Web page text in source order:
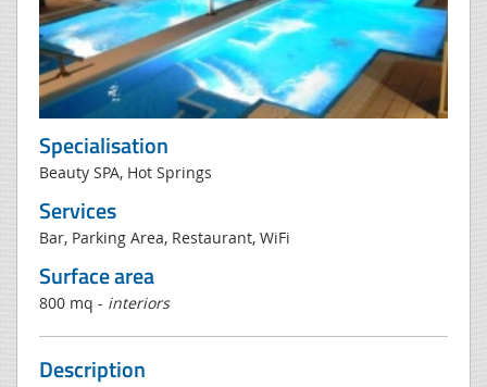
Specialisation
Beauty SPA, Hot Springs
Services
Bar, Parking Area, Restaurant, WiFi
Surface area
800 mq - interiors
Description